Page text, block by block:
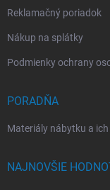
Reklamačný poriadok
Nákup na splátky
Podmienky ochrany
PORADŇA
Materiály nábytku a
NAJNOVŠIE